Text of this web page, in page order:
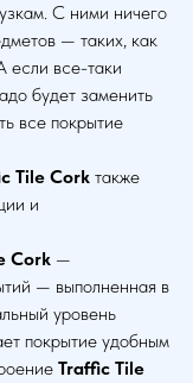
С ними ничего
— таких, как
если все-таки
будет заменить
все покрытие
Tile Cork также
и
Cork —
— выполненная в
уровень
покрытие удобным
Traffic Tile